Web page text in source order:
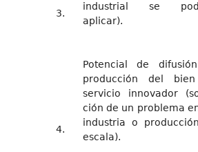
3.
industrial se
aplicar).
4.
Potencial de
producción del
servicio innovador
ción de un problema
industria o
escala).